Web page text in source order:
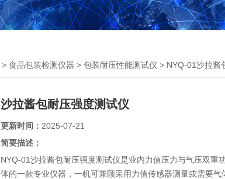
> 食品包装检测仪器 > 包装耐压性能测试仪 > NYQ-01沙拉酱包耐压
沙拉酱包耐压强度测试仪
更新时间： 2025-07-21
简要描述：
NYQ-01沙拉酱包耐压强度测试仪是业内力值压力与气压双重
体的一款专业仪器，一机可兼顾采用力值传感器测量或需要气